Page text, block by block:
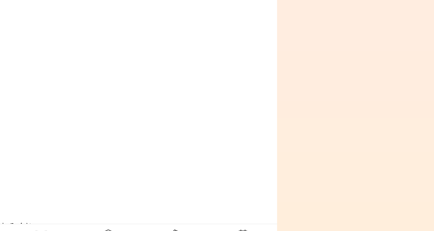
おみくじ